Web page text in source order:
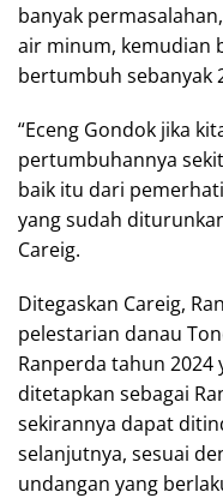
banyak
air minum, kemudian
bertumbuh sebanyak
“Eceng Gondok jika
pertumbuhannya
baik itu dari
yang sudah
Careig.
Ditegaskan Careig,
pelestarian danau
Ranperda tahun
ditetapkan sebagai
sekirannya dapat
selanjutnya, sesuai
undangan yang